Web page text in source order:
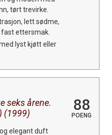
tørt trevirke.
lett sødme,
ettersmak.
lyst kjøtt eller
seks årene.
(1999)
88
POENG
elegant duft